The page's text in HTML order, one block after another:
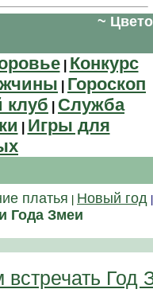
~
| Конкурс
Гороскоп
клуб Служба
Игры для
платья Новый год
Года Змеи
встречать Год